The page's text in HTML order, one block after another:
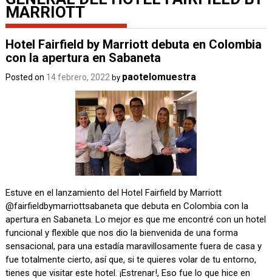
MARRIOTT
Hotel Fairfield by Marriott debuta en Colombia
con la apertura en Sabaneta
Posted on 14 febrero, 2022 by paotelomuestra
Estuve en el lanzamiento del Hotel Fairfield by Marriott
@fairfieldbymarriottsabaneta que debuta en Colombia con la
apertura en Sabaneta. Lo mejor es que me encontré con un hotel
funcional y flexible que nos dio la bienvenida de una forma
sensacional, para una estadía maravillosamente fuera de casa y
fue totalmente cierto, así que, si te quieres volar de tu entorno,
tienes que visitar este hotel. ¡Estrenar!, Eso fue lo que hice en